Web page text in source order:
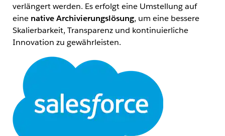
verlängert werden. Es erfolgt eine Umstellung auf
eine native Archivierungslösung, um eine bessere
Skalierbarkeit, Transparenz und kontinuierliche
Innovation zu gewährleisten.
Bin ich davon betroffen?
Diese Änderung gilt für Kunden von AWS. Dies gilt
nicht für Kunden, die Daten auf Azure oder in von
FedRAMP zugelassenen Umgebungen hosten oder
BYOK/MS-Funktionen nutzen. Diese können ihre
Lizenzen bis auf Weiteres weiterhin verlängern.